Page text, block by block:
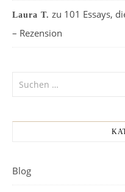
Laura T. zu 101 Essays,
– Rezension
Blog